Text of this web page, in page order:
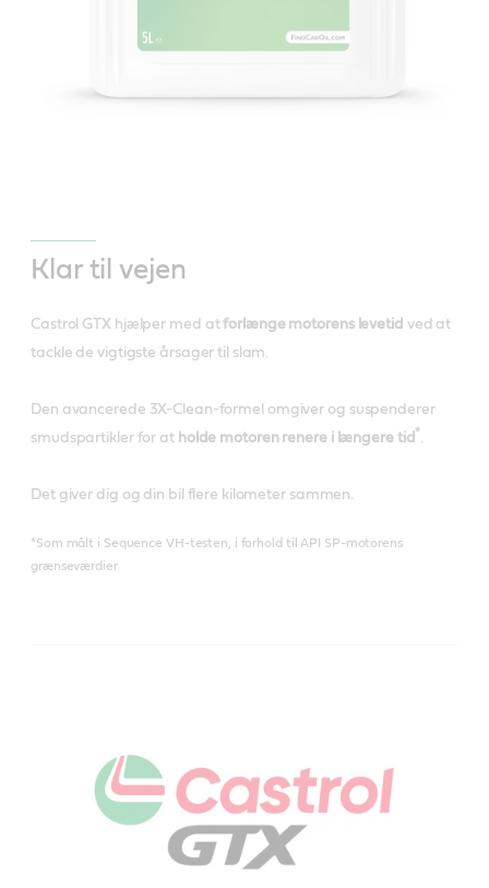
Klar til vejen
Castrol GTX hjælper med atforlænge motorens levetid ved at
tackle de vigtigste årsager til slam.
Den avancerede 3X-Clean-formel omgiver og suspenderer
smudspartikler for at holde motoren renere i længere tid * .
Det giver dig og din bil flere kilometer sammen.
*Som målt i Sequence VH-testen, i forhold til API SP-motorens
grænseværdier